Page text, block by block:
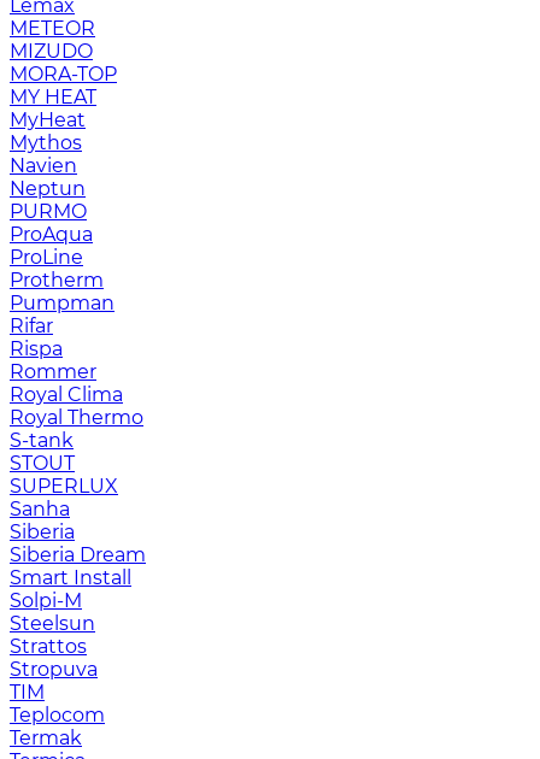
Lemax
METEOR
MIZUDO
MORA-TOP
MY HEAT
MyHeat
Mythos
Navien
Neptun
PURMO
ProAqua
ProLine
Protherm
Pumpman
Rifar
Rispa
Rommer
Royal Clima
Royal Thermo
S-tank
STOUT
SUPERLUX
Sanha
Siberia
Siberia Dream
Smart Install
Solpi-M
Steelsun
Strattos
Stropuva
TIM
Teplocom
Termak